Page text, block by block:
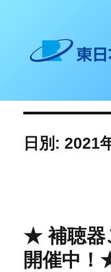
東日本リオ
日別: 2021
★ 補聴器
開催中